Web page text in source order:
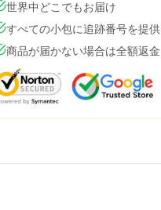
世界中どこでもお届け
すべての小包に追跡番号を提供
商品が届かない場合は全額返金